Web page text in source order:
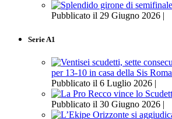
Pubblicato il 29 Giugno 2026 |
Serie A1
per 13-10 in casa della Sis
Pubblicato il 6 Luglio 2026 |
Pubblicato il 30 Giugno 2026 |